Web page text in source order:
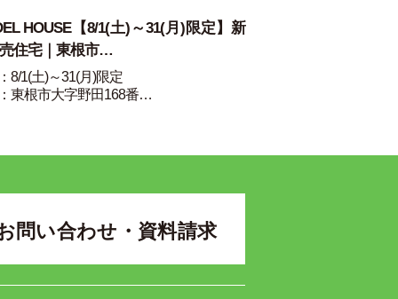
HOUSE【8/1(土)～31(月)限定】新
住宅｜東根市…
8/1(土)～31(月)限定
東根市大字野田168番…
問い合わせ・資料請求